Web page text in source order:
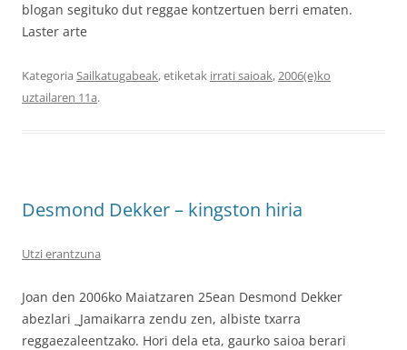
blogan segituko dut reggae kontzertuen berri ematen.
Laster arte
Kategoria Sailkatugabeak, etiketak irrati saioak,2006(e)ko
uztailaren 11a.
Desmond Dekker – kingston hiria
Utzi erantzuna
Joan den 2006ko Maiatzaren 25ean Desmond Dekker
abezlari _Jamaikarra zendu zen, albiste txarra
reggaezaleentzako. Hori dela eta, gaurko saioa berari